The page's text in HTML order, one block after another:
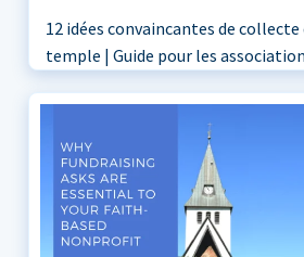
12 idées convaincantes de
temple | Guide pour les